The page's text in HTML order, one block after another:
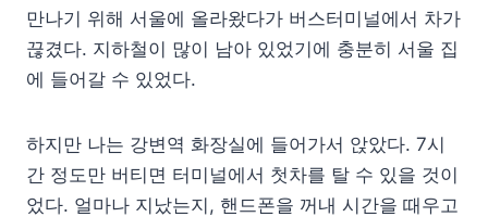
만나기 위해 서울에 올라왔다가 버스터미널에서 차가
끊겼다. 지하철이 많이 남아 있었기에 충분히 서울 집
에 들어갈 수 있었다.
하지만 나는 강변역 화장실에 들어가서 앉았다. 7시
간 정도만 버티면 터미널에서 첫차를 탈 수 있을 것이
었다. 얼마나 지났는지, 핸드폰을 꺼내 시간을 때우고